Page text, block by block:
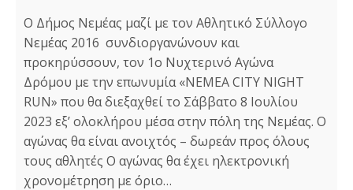
Ο Δήμος Νεμέας μαζί με τον Αθλητικό Σύλλογο
Νεμέας 2016 συνδιοργανώνουν και
προκηρύσσουν, τον 1ο Νυχτερινό Αγώνα
Δρόμου με την επωνυμία «NEMEA CITY NIGHT
RUN» που θα διεξαχθεί το Σάββατο 8 Ιουλίου
2023 εξ’ ολοκλήρου μέσα στην πόλη της Νεμέας. Ο
αγώνας θα είναι ανοιχτός – δωρεάν προς όλους
τους αθλητές Ο αγώνας θα έχει ηλεκτρονική
χρονομέτρηση με όριο…